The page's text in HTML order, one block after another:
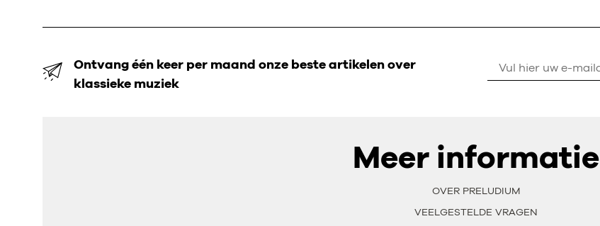
Ontvang één keer per maand onze beste artikelen over
klassieke muziek
Meer informatie
OVER PRELUDIUM
VEELGESTELDE VRAGEN